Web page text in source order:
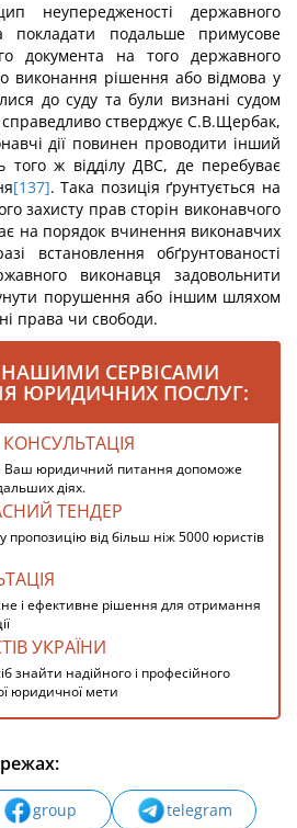
неупередженості державного
подальше примусове
документа на того державного
виконання рішення або відмова у
до суду та були визнані судом
стверджує С.В.Щербак,
дії повинен проводити інший
того ж відділу ДВС, де перебуває
[137]. Така позиція ґрунтується на
захисту прав сторін виконавчого
на порядок вчинення виконавчих
встановлення обґрунтованості
виконавця задовольнити
порушення або іншим шляхом
права чи свободи.
НАШИМИ СЕРВІСАМИ
ЮРИДИЧНИХ ПОСЛУГ:
Ваш юридичний питання допоможе
діях.
ТЕНДЕР
пропозицію від більш ніж 5000 юристів
і ефективне рішення для отримання
УКРАЇНИ
знайти надійного і професійного
юридичної мети
group
telegram